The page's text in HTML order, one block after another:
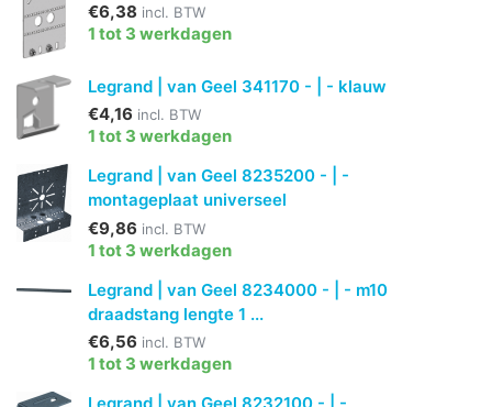
€6,38 incl. BTW
1 tot 3 werkdagen
Legrand | van Geel 341170 - | - klauw
€4,16 incl. BTW
1 tot 3 werkdagen
Legrand | van Geel 8235200 - | -
montageplaat universeel
€9,86 incl. BTW
1 tot 3 werkdagen
Legrand | van Geel 8234000 - | - m10
draadstang lengte 1 ...
€6,56 incl. BTW
1 tot 3 werkdagen